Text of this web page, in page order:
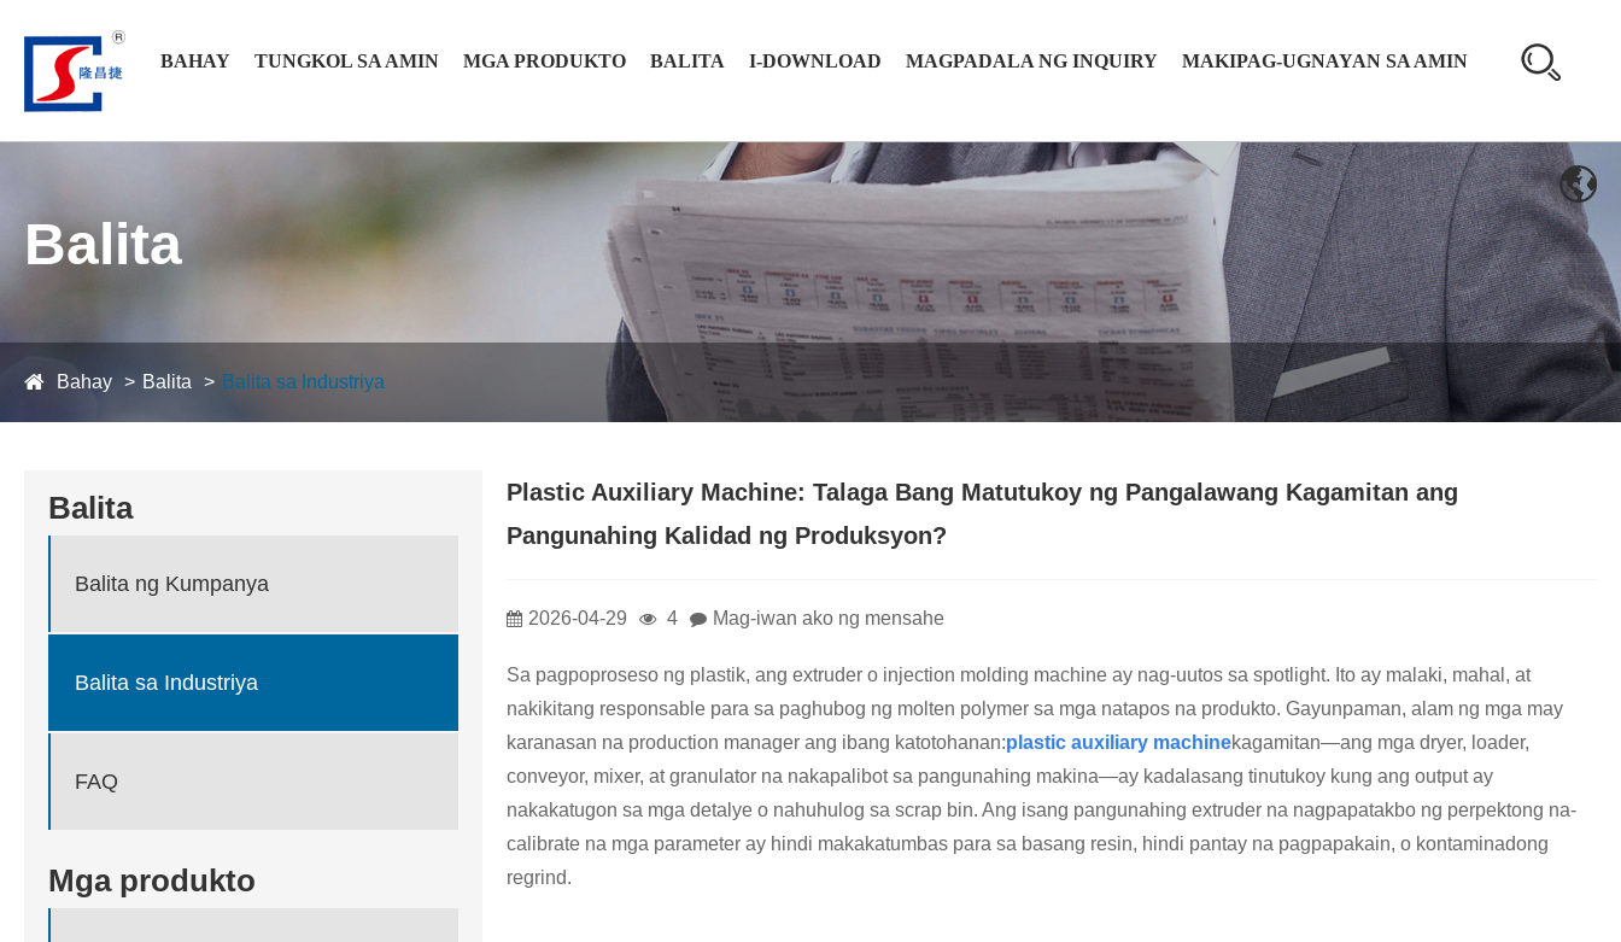
BAHAY TUNGKOL SA AMIN MGA PRODUKTO BALITA I-DOWNLOAD MAGPADALA NG INQUIRY MAKIPAG-UGNAYAN SA AMIN
Balita
Bahay Balita Balita sa Industriya
Balita
Balita ng Kumpanya
Balita sa Industriya
FAQ
Mga produkto
Plastic Auxiliary Machine: Talaga Bang Matutukoy ng Pangalawang Kagamitan ang
Pangunahing Kalidad ng Produksyon?
2026-04-29 4 Mag-iwan ako ng mensahe
Sa pagpoproseso ng plastik, ang extruder o injection molding machine ay nag-uutos sa spotlight. Ito ay malaki, mahal, at
nakikitang responsable para sa paghubog ng molten polymer sa mga natapos na produkto. Gayunpaman, alam ng mga may
karanasan na production manager ang ibang katotohanan:plastic auxiliary machinekagamitan—ang mga dryer, loader,
conveyor, mixer, at granulator na nakapalibot sa pangunahing makina—ay kadalasang tinutukoy kung ang output ay
nakakatugon sa mga detalye o nahuhulog sa scrap bin. Ang isang pangunahing extruder na nagpapatakbo ng perpektong na-
calibrate na mga parameter ay hindi makakatumbas para sa basang resin, hindi pantay na pagpapakain, o kontaminadong
regrind.